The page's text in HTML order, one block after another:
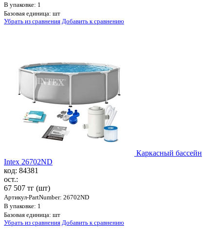
В упаковке: 1
Базовая единица: шт
Убрать из сравнения Добавить к сравнению
Каркасный бассейн
Intex 26702ND
код: 84381
ост.:
67 507 тг (шт)
Артикул-PartNumber: 26702ND
В упаковке: 1
Базовая единица: шт
Убрать из сравнения Добавить к сравнению